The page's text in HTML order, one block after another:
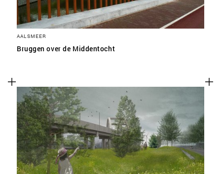
AALSMEER
Bruggen over de Middentocht